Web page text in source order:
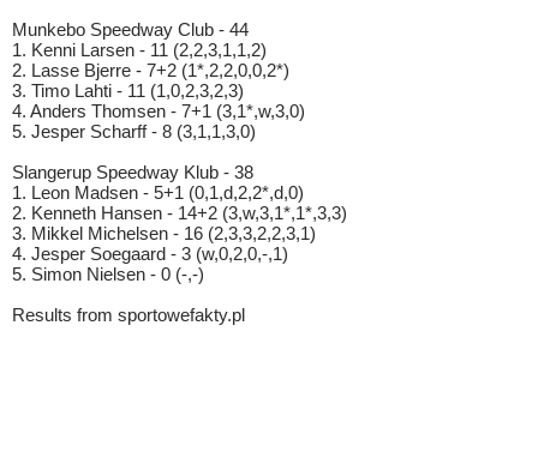
Munkebo Speedway Club - 44
1. Kenni Larsen - 11 (2,2,3,1,1,2)
2. Lasse Bjerre - 7+2 (1*,2,2,0,0,2*)
3. Timo Lahti - 11 (1,0,2,3,2,3)
4. Anders Thomsen - 7+1 (3,1*,w,3,0)
5. Jesper Scharff - 8 (3,1,1,3,0)
Slangerup Speedway Klub - 38
1. Leon Madsen - 5+1 (0,1,d,2,2*,d,0)
2. Kenneth Hansen - 14+2 (3,w,3,1*,1*,3,3)
3. Mikkel Michelsen - 16 (2,3,3,2,2,3,1)
4. Jesper Soegaard - 3 (w,0,2,0,-,1)
5. Simon Nielsen - 0 (-,-)
Results from sportowefakty.pl